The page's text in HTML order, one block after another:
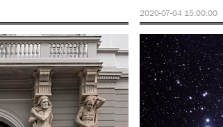
2020-07-04 15:00:00